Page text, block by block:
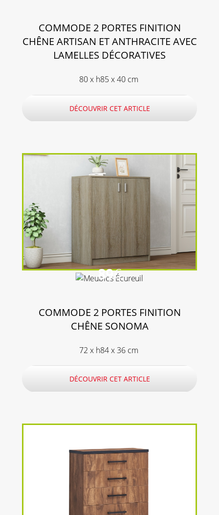
COMMODE 2 PORTES FINITION
CHÊNE ARTISAN ET ANTHRACITE AVEC
LAMELLES DÉCORATIVES
80 x h85 x 40 cm
DÉCOUVRIR CET ARTICLE
89€
COMMODE 2 PORTES FINITION
CHÊNE SONOMA
72 x h84 x 36 cm
DÉCOUVRIR CET ARTICLE